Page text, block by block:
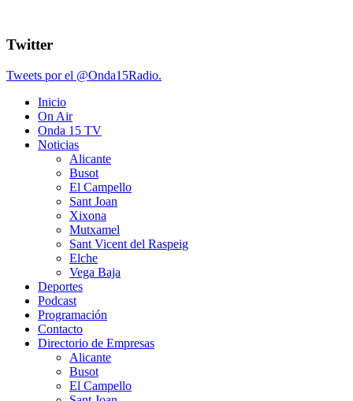
Twitter
Tweets por el @Onda15Radio.
Inicio
On Air
Onda 15 TV
Noticias
Alicante
Busot
El Campello
Sant Joan
Xixona
Mutxamel
Sant Vicent del Raspeig
Elche
Vega Baja
Deportes
Podcast
Programación
Contacto
Directorio de Empresas
Alicante
Busot
El Campello